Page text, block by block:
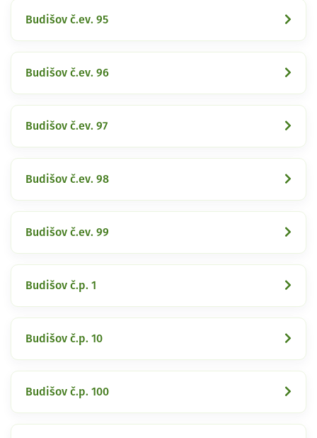
Budišov č.ev. 95
Budišov č.ev. 96
Budišov č.ev. 97
Budišov č.ev. 98
Budišov č.ev. 99
Budišov č.p. 1
Budišov č.p. 10
Budišov č.p. 100